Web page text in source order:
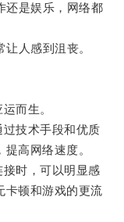
是娱乐，网络都
人感到沮丧。
而生。
技术手段和优质
高网络速度。
时，可以明显感
卡顿和游戏的更流